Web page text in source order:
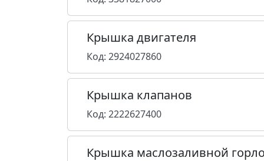
Крышка двигателя
Код: 2924027860
Крышка клапанов
Код: 2222627400
Крышка маслозаливной